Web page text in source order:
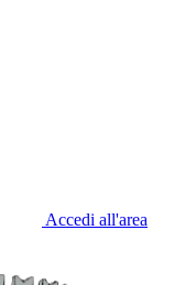
Accedi all'area